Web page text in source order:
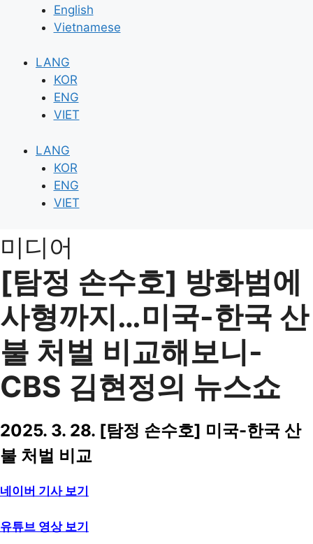
English
Vietnamese
LANG
KOR
ENG
VIET
LANG
KOR
ENG
VIET
미디어
[탐정 손수호] 방화범에
사형까지…미국-한국 산
불 처벌 비교해보니-
CBS 김현정의 뉴스쇼
2025. 3. 28. [탐정 손수호] 미국-한국 산
불 처벌 비교
네이버 기사 보기
유튜브 영상 보기